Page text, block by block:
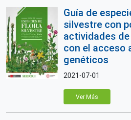
Guía de
silvestre con
actividades
con el acceso
genéticos
2021-07-01
Ver Más